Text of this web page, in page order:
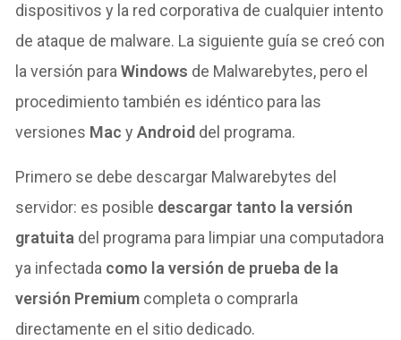
dispositivos y la red corporativa de cualquier intento
de ataque de malware. La siguiente guía se creó con
la versión paraWindows de Malwarebytes, pero el
procedimiento también es idéntico para las
versiones Mac yAndroid del programa.
Primero se debe descargar Malwarebytes del
servidor: es posible descargar tanto la versión
gratuita del programa para limpiar una computadora
ya infectada como la versión de prueba de la
versión Premium completa o comprarla
directamente en el sitio dedicado.